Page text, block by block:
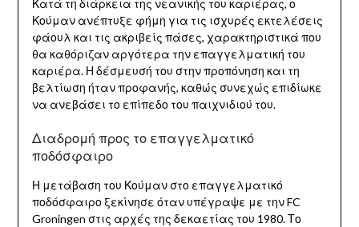
Κατά τη διάρκεια της νεανικής του καριέρας, ο
Κούμαν ανέπτυξε φήμη για τις ισχυρές εκτελέσεις
φάουλ και τις ακριβείς πάσες, χαρακτηριστικά που
θα καθόριζαν αργότερα την επαγγελματική του
καριέρα. Η δέσμευσή του στην προπόνηση και τη
βελτίωση ήταν προφανής, καθώς συνεχώς επιδίωκε
να ανεβάσει το επίπεδο του παιχνιδιού του.
Διαδρομή προς το επαγγελματικό
ποδόσφαιρο
Η μετάβαση του Κούμαν στο επαγγελματικό
ποδόσφαιρο ξεκίνησε όταν υπέγραψε με την FC
Groningen στις αρχές της δεκαετίας του 1980. Το